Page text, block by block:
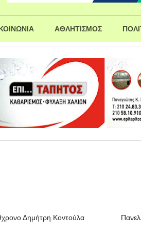
ΑΘΛΗΤΙΣΜΟΣ
Δημήτρη Κοντούλα